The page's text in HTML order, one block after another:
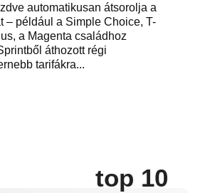
automatikusan átsorolja a
– például a Simple Choice, T-
a Magenta családhoz
áthozott régi
tarifákra...
top 10